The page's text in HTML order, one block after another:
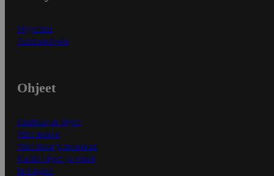
Myymälät
Asiakaspalvelu
Ohjeet
Ensitilaajan ohjeet
Näin maksat
Näin tilaat ja muokkaat
Kaikki ohjeet ja vinkit
In English